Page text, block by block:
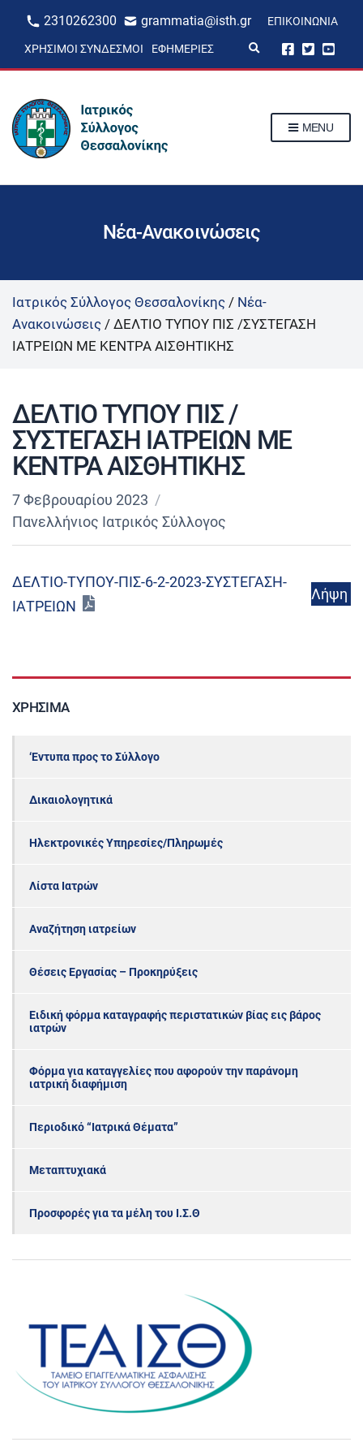
2310262300 grammatia@isth.gr ΕΠΙΚΟΙΝΩΝΊΑ
ΧΡΉΣΙΜΟΙ ΣΎΝΔΕΣΜΟΙ ΕΦΗΜΕΡΊΕΣ
p
m
MENU
Νέα-Ανακοινώσεις
Ιατρικός Σύλλογος Θεσσαλονίκης / Νέα-
Ανακοινώσεις / ΔΕΛΤΙΟ ΤΥΠΟΥ ΠΙΣ /ΣΥΣΤΕΓΑΣΗ
ΙΑΤΡΕΙΩΝ ΜΕ ΚΕΝΤΡΑ ΑΙΣΘΗΤΙΚΗΣ
ΔΕΛΤΙΟ ΤΥΠΟΥ ΠΙΣ /
ΣΥΣΤΕΓΑΣΗ ΙΑΤΡΕΙΩΝ ΜΕ
ΚΕΝΤΡΑ ΑΙΣΘΗΤΙΚΗΣ
7 Φεβρουαρίου 2023
Πανελλήνιος Ιατρικός Σύλλογος
ΔΕΛΤΙΟ-ΤΥΠΟΥ-ΠΙΣ-6-2-2023-ΣΥΣΤΕΓΑΣΗ-
ΙΑΤΡΕΙΩΝ
Λήψη
ΧΡΉΣΙΜΑ
‘Εντυπα προς το Σύλλογο
Δικαιολογητικά
Ηλεκτρονικές Υπηρεσίες/Πληρωμές
Λίστα Ιατρών
Αναζήτηση ιατρείων
Θέσεις Εργασίας – Προκηρύξεις
Ειδική φόρμα καταγραφής περιστατικών βίας εις βάρος
ιατρών
Φόρμα για καταγγελίες που αφορούν την παράνομη
ιατρική διαφήμιση
Περιοδικό “Ιατρικά Θέματα”
Μεταπτυχιακά
Προσφορές για τα μέλη του Ι.Σ.Θ